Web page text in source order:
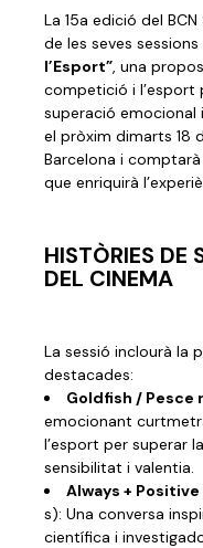
La 15a edició del
de les seves
l’Esport”, una
competició i l’esport
superació emocional
el pròxim dimarts 18
Barcelona i
que enriquirà
HISTÒRIES DE
DEL CINEMA
La sessió inclourà la
destacades:
Goldfish / Pesce
emocionant
l’esport per superar
sensibilitat i valentia.
Always +
s): Una conversa
científica i